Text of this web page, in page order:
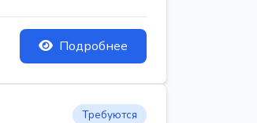
Подробнее
Требуются